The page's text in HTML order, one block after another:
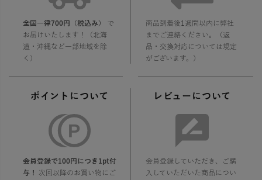
全国一律700円（税込み）
で
お届けいたします！（北海
道・沖縄など一部地域を除
く）
商品到着後1週間以内に弊社
までご連絡ください。（返
品・交換対応については規定
がございます。）
ポイントについて
会員登録で100円につき1pt付
与！
次回以降のお買い物にご
レビューについて
会員登録していただき、ご購
入していただいた商品につい